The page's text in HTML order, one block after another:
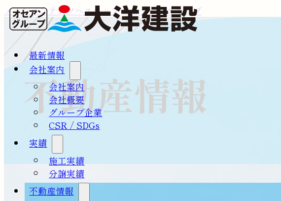
メインコンテンツへスキップフッターへスキップ
最新情報
会社案内
会社案内
会社概要
グループ企業
CSR / SDGs
実績
施工実績
分譲実績
不動産情報
不動産情報